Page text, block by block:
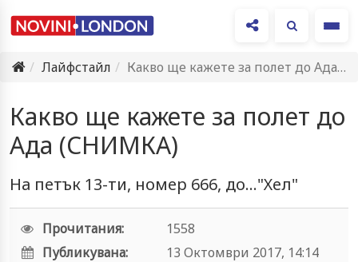
Лайфстайл
Какво ще кажете за полет до Ада (СНИМКА)
Какво ще кажете за полет до
Ада (СНИМКА)
На петък 13-ти, номер 666, до..."Хел"
Прочитания:
1558
Публикувана:
13 Октомври 2017, 14:14